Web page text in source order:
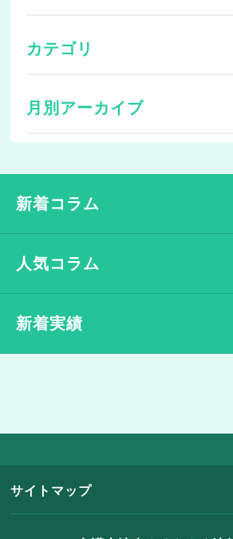
カテゴリ
月別アーカイブ
新着コラム
人気コラム
新着実績
サイトマップ